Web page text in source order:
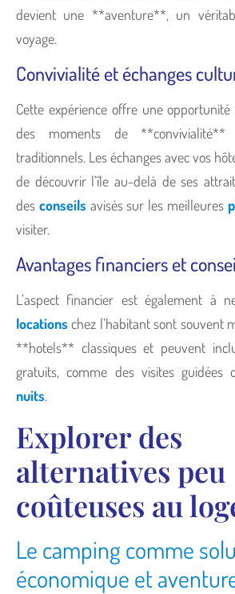
devient une **aventure**, un
voyage.
Convivialité et échanges
Cette expérience offre une
des moments de
traditionnels. Les échanges avec vos
de découvrir l’île au-delà de ses
des conseils avisés sur les meilleures
visiter.
Avantages financiers et
L’aspect financier est également à
locations chez l’habitant sont souvent
**hotels** classiques et peuvent
gratuits, comme des visites guidées
nuits.
Explorer des
alternatives peu
coûteuses au
Le camping comme
économique et